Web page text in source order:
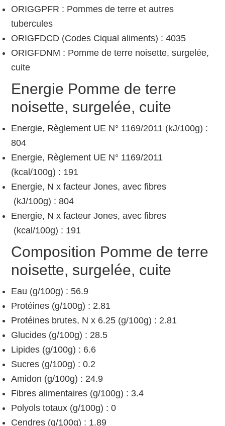
ORIGGPFR : Pommes de terre et autres
tubercules
ORIGFDCD (Codes Ciqual aliments) : 4035
ORIGFDNM : Pomme de terre noisette, surgelée,
cuite
Energie Pomme de terre
noisette, surgelée, cuite
Energie, Règlement UE N° 1169/2011 (kJ/100g) :
804
Energie, Règlement UE N° 1169/2011
(kcal/100g) : 191
Energie, N x facteur Jones, avec fibres
(kJ/100g) : 804
Energie, N x facteur Jones, avec fibres
(kcal/100g) : 191
Composition Pomme de terre
noisette, surgelée, cuite
Eau (g/100g) : 56.9
Protéines (g/100g) : 2.81
Protéines brutes, N x 6.25 (g/100g) : 2.81
Glucides (g/100g) : 28.5
Lipides (g/100g) : 6.6
Sucres (g/100g) : 0.2
Amidon (g/100g) : 24.9
Fibres alimentaires (g/100g) : 3.4
Polyols totaux (g/100g) : 0
Cendres (g/100g) : 1.89